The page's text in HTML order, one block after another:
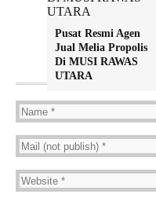
Pusat Resmi Agen
Jual Melia Propolis
Di MUSI RAWAS
UTARA